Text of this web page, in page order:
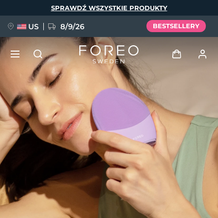
SPRAWDŹ WSZYSTKIE PRODUKTY
US 8/9/26 BESTSELLERY
Profil użytkownika
Moje urządzenia
Moje zamówienia
Moje adresy
Moje subskrypcje
NOWOŚĆ
FAQ™ Pure Beauty-Tech Elixir
BREAKING NEWS
issa™ Teeth Whitening Set
Język
English Deutsch
Español
Français
Italiano
Português
Svenska
Русский
Türkçe
简体中文 繁體中文